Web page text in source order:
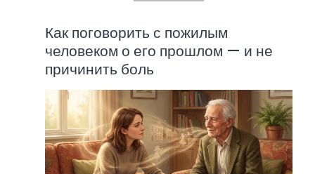
Как поговорить с пожилым
человеком о его прошлом — и не
причинить боль